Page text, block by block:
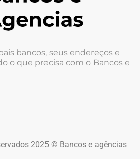
bancos, seus endereços e
o que precisa com o Bancos e
2025 © Bancos e agências